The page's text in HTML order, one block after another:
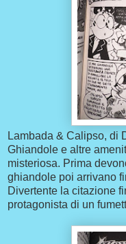
Lambada & Calipso, di
Ghiandole e altre
misteriosa. Prima
ghiandole poi arrivano
Divertente la citazione
protagonista di un